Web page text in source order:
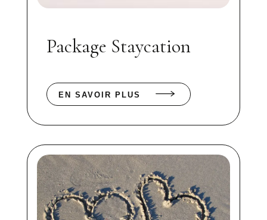
Package Staycation
EN SAVOIR PLUS